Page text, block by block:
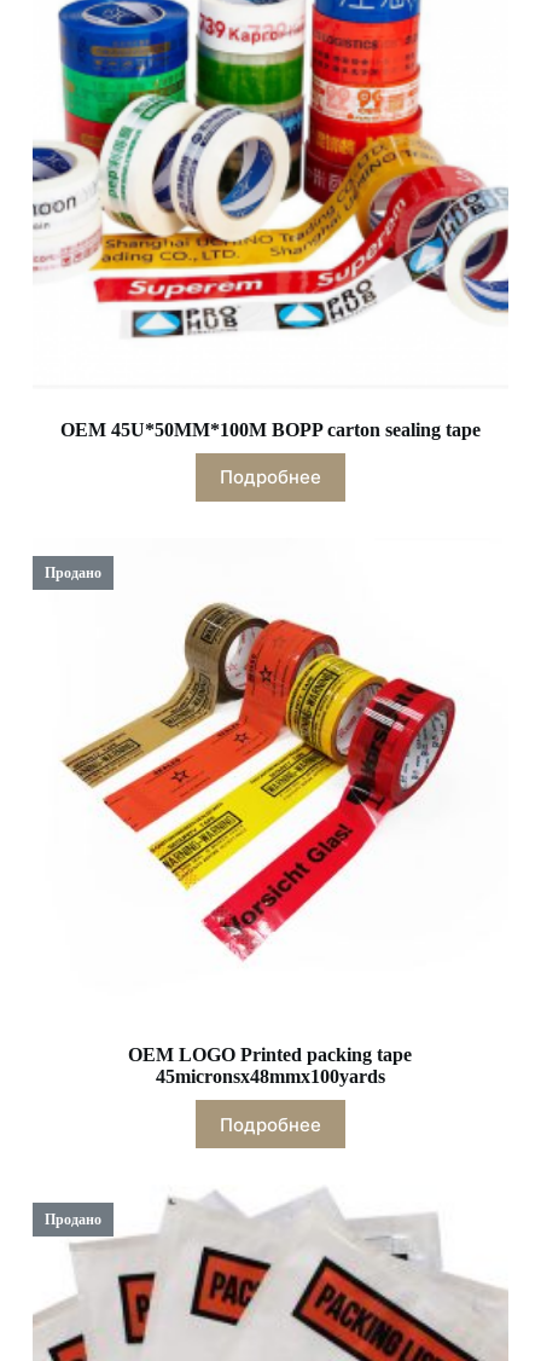
OEM 45U*50MM*100M BOPP carton sealing tape
Подробнее
Продано
OEM LOGO Printed packing tape
45micronsx48mmx100yards
Подробнее
Продано